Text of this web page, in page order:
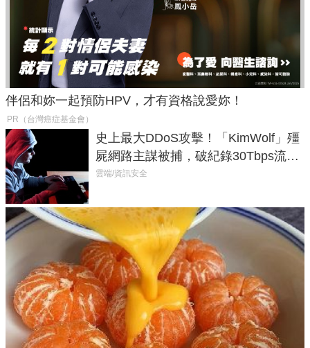
伴侶和妳一起預防HPV，才有資格說愛妳！
PR（台灣癌症基金會）
史上最大DDoS攻擊！「KimWolf」殭
屍網路主謀被捕，破紀錄30Tbps流量
癱瘓全球！
雲端/資訊安全